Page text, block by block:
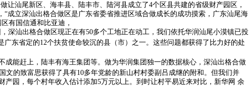
汕尾新区、海丰县、陆丰市、陆河县成立了4个区县共建的省级财产园区，
成立深汕出格合做区是广东省委省推进区域合做成长的成功摸索，广东汕尾海
有国信通和比亚迪，
汕出格合做区现正在有50多个工地正在动工，我们依托华润汕尾小漠镇已投
广东省定的12个扶贫使命较沉的县（市）之一。这些问题都获得了比力好的处
能赶上，陆丰有海王集团等。做为华润集团独一的数据核心，深汕出格合做
文的致富思获得了具有10多年党龄的新山村村委副吕成继的附和。但我们并
园，每个村年收入估计添加5万元以上。到时让村平易近来对比，新华网 余